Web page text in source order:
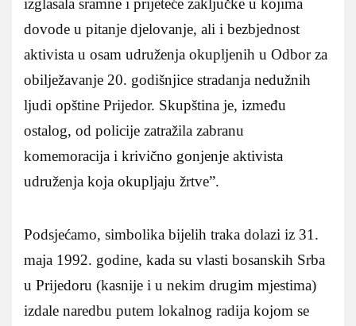
dovode u pitanje djelovanje, ali i bezbjednost
aktivista u osam udruženja okupljenih u Odbor za
obilježavanje 20. godišnjice stradanja nedužnih
ljudi opštine Prijedor. Skupština je, između
ostalog, od policije zatražila zabranu
komemoracija i krivično gonjenje aktivista
udruženja koja okupljaju žrtve”.
Podsjećamo, simbolika bijelih traka dolazi iz 31.
maja 1992. godine, kada su vlasti bosanskih Srba
u Prijedoru (kasnije i u nekim drugim mjestima)
izdale naredbu putem lokalnog radija kojom se